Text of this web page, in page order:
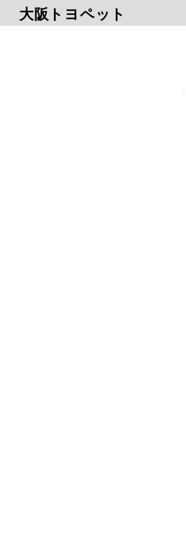
大阪トヨペット